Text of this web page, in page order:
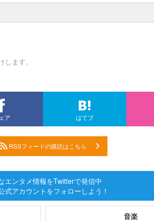
ます。
ア はてブ
RSSフィードの購読はこちら
エンタメ情報をTwitterで発信中
式アカウントをフォローしよう！
音楽